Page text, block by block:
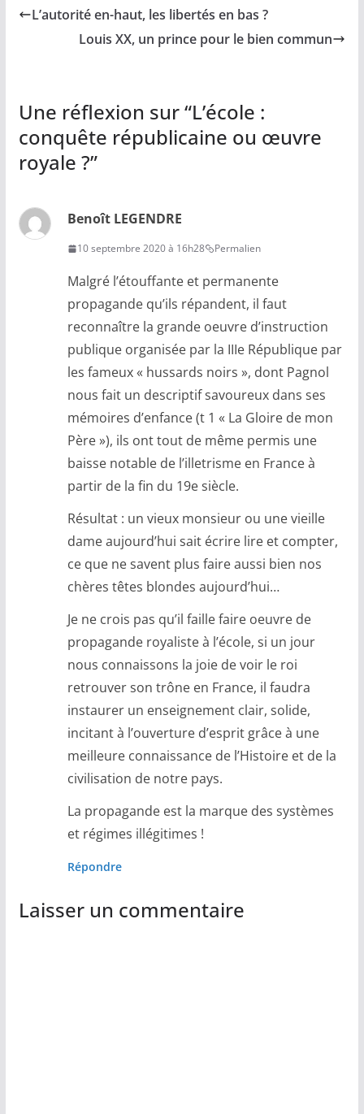
L’autorité en-haut, les libertés en bas ?
Louis XX, un prince pour le bien commun
Une réflexion sur “L’école :
conquête républicaine ou œuvre
royale ?”
Benoît LEGENDRE
10 septembre 2020 à 16h28 Permalien
Malgré l’étouffante et permanente
propagande qu’ils répandent, il faut
reconnaître la grande oeuvre d’instruction
publique organisée par la IIIe République par
les fameux « hussards noirs », dont Pagnol
nous fait un descriptif savoureux dans ses
mémoires d’enfance (t 1 « La Gloire de mon
Père »), ils ont tout de même permis une
baisse notable de l’illetrisme en France à
partir de la fin du 19e siècle.
Résultat : un vieux monsieur ou une vieille
dame aujourd’hui sait écrire lire et compter,
ce que ne savent plus faire aussi bien nos
chères têtes blondes aujourd’hui…
Je ne crois pas qu’il faille faire oeuvre de
propagande royaliste à l’école, si un jour
nous connaissons la joie de voir le roi
retrouver son trône en France, il faudra
instaurer un enseignement clair, solide,
incitant à l’ouverture d’esprit grâce à une
meilleure connaissance de l’Histoire et de la
civilisation de notre pays.
La propagande est la marque des systèmes
et régimes illégitimes !
Répondre
Laisser un commentaire